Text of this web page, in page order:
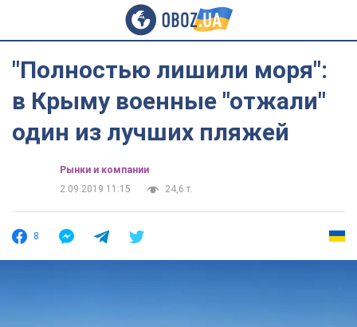
"Полностью лишили моря":
в Крыму военные "отжали"
один из лучших пляжей
Рынки и компании
2.09.2019 11:15
24,6 т.
8